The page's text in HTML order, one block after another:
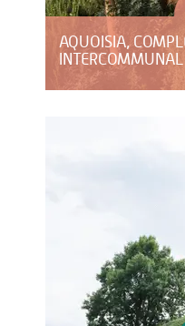
AQUOISIA,
INTERCOMMUNAL